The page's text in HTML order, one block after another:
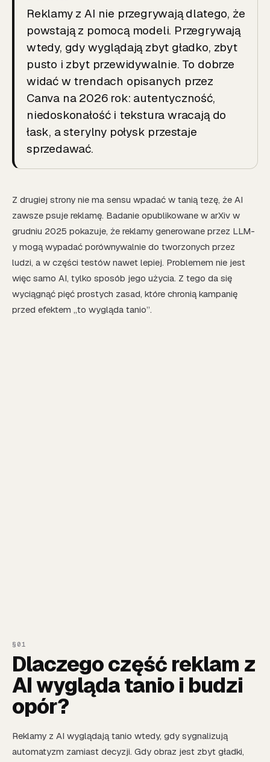
Reklamy z AI nie przegrywają dlatego, że
powstają z pomocą modeli. Przegrywają
wtedy, gdy wyglądają zbyt gładko, zbyt
pusto i zbyt przewidywalnie. To dobrze
widać w trendach opisanych przez
Canva na 2026 rok: autentyczność,
niedoskonałość i tekstura wracają do
łask, a sterylny połysk przestaje
sprzedawać.
Z drugiej strony nie ma sensu wpadać w tanią tezę, że AI
zawsze psuje reklamę. Badanie opublikowane w arXiv w
grudniu 2025 pokazuje, że reklamy generowane przez LLM-
y mogą wypadać porównywalnie do tworzonych przez
ludzi, a w części testów nawet lepiej. Problemem nie jest
więc samo AI, tylko sposób jego użycia. Z tego da się
wyciągnąć pięć prostych zasad, które chronią kampanię
przed efektem „to wygląda tanio”.
Dlaczego część reklam z
AI wygląda tanio i budzi
opór?
Reklamy z AI wyglądają tanio wtedy, gdy sygnalizują
automatyzm zamiast decyzji. Gdy obraz jest zbyt gładki,